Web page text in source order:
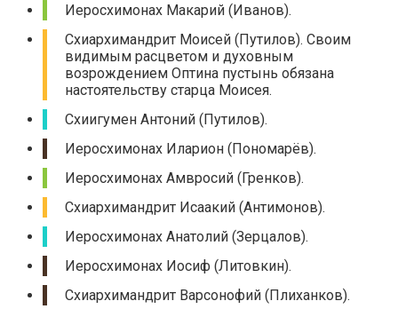
Иеросхимонах Макарий (Иванов).
Схиархимандрит Моисей (Путилов). Своим
видимым расцветом и духовным
возрождением Оптина пустынь обязана
настоятельству старца Моисея.
Схиигумен Антоний (Путилов).
Иеросхимонах Иларион (Пономарёв).
Иеросхимонах Амвросий (Гренков).
Схиархимандрит Исаакий (Антимонов).
Иеросхимонах Анатолий (Зерцалов).
Иеросхимонах Иосиф (Литовкин).
Схиархимандрит Варсонофий (Плиханков).